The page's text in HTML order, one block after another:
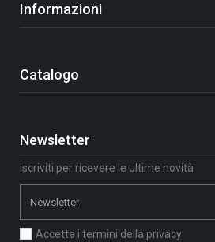
Informazioni
Catalogo
Newsletter
Iscriviti per ricevere le ultime novità
Accetta i termini della privacy